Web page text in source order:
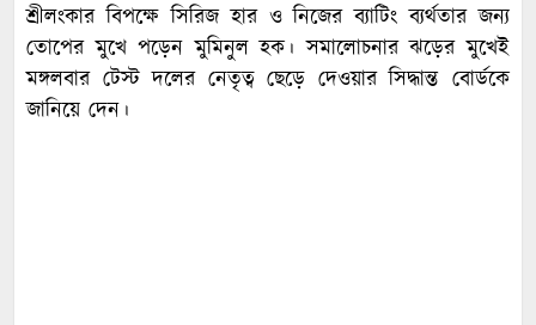
শ্রীলংকার বিপক্ষে সিরিজ হার ও নিজের ব্যাটিং ব্যর্থতার জন্য
তোপের মুখে পড়েন মুমিনুল হক। সমালোচনার ঝড়ের মুখেই
মঙ্গলবার টেস্ট দলের নেতৃত্ব ছেড়ে দেওয়ার সিদ্ধান্ত বোর্ডকে
জানিয়ে দেন।